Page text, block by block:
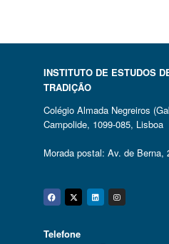
INSTITUTO DE ESTUDOS
TRADIÇÃO
Colégio Almada Negreiros
Campolide, 1099-085, Lisboa
Morada postal: Av. de Berna,
Facebook
Twitter
Linkedin
Telefone